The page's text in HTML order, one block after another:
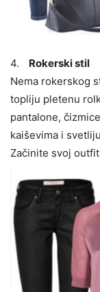
4.
Rokerski stil
Nema rokerskog
topliju pletenu
pantalone,
kaiševima i
Začinite svoj